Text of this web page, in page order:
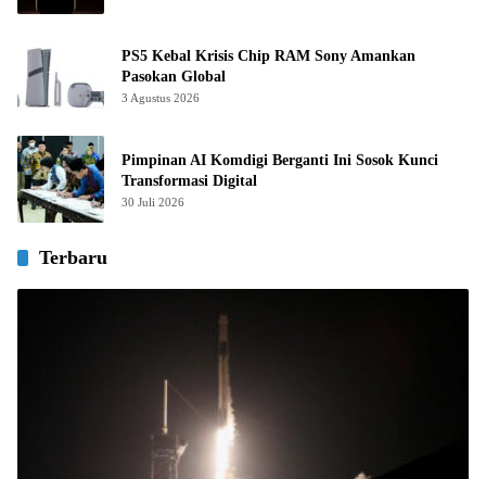
PS5 Kebal Krisis Chip RAM Sony Amankan
Pasokan Global
3 Agustus 2026
Pimpinan AI Komdigi Berganti Ini Sosok Kunci
Transformasi Digital
30 Juli 2026
Terbaru